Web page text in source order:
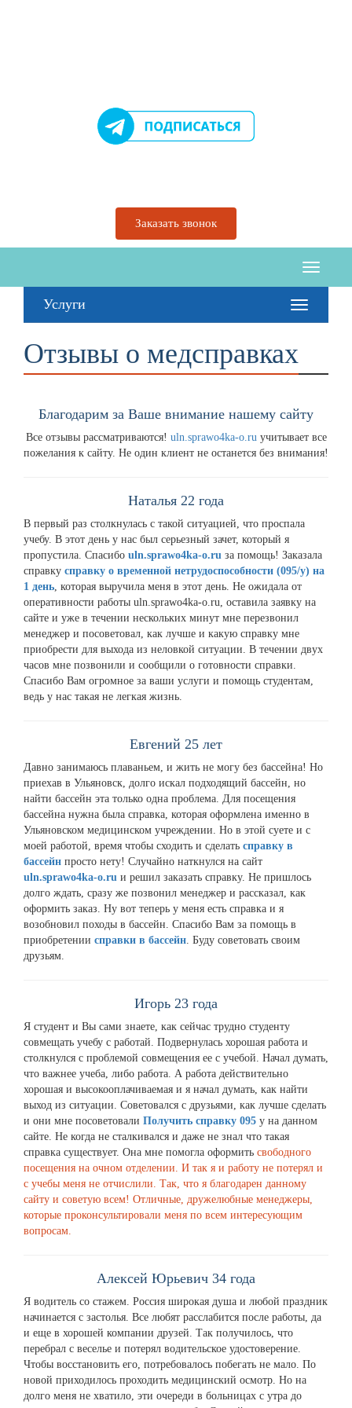
Заказать звонок
Услуги
Отзывы о медсправках
Благодарим за Ваше внимание нашему сайту
Все отзывы рассматриваются! uln.sprawo4ka-o.ru учитывает все
пожелания к сайту. Не один клиент не останется без внимания!
Наталья 22 года
В первый раз столкнулась с такой ситуацией, что проспала
учебу. В этот день у нас был серьезный зачет, который я
пропустила. Спасибо uln.sprawo4ka-o.ru за помощь! Заказала
справку справку о временной нетрудоспособности (095/у) на
1 день , которая выручила меня в этот день. Не ожидала от
оперативности работы uln.sprawo4ka-o.ru, оставила заявку на
сайте и уже в течении нескольких минут мне перезвонил
менеджер и посоветовал, как лучше и какую справку мне
приобрести для выхода из неловкой ситуации. В течении двух
часов мне позвонили и сообщили о готовности справки.
Спасибо Вам огромное за ваши услуги и помощь студентам,
ведь у нас такая не легкая жизнь.
Евгений 25 лет
Давно занимаюсь плаваньем, и жить не могу без бассейна! Но
приехав в Ульяновск, долго искал подходящий бассейн, но
найти бассейн эта только одна проблема. Для посещения
бассейна нужна была справка, которая оформлена именно в
Ульяновском медицинском учреждении. Но в этой суете и с
моей работой, время чтобы сходить и сделать справку в
бассейн просто нету! Случайно наткнулся на сайт
uln.sprawo4ka-o.ru и решил заказать справку. Не пришлось
долго ждать, сразу же позвонил менеджер и рассказал, как
оформить заказ. Ну вот теперь у меня есть справка и я
возобновил походы в бассейн. Спасибо Вам за помощь в
приобретении справки в бассейн . Буду советовать своим
друзьям.
Игорь 23 года
Я студент и Вы сами знаете, как сейчас трудно студенту
совмещать учебу с работай. Подвернулась хорошая работа и
столкнулся с проблемой совмещения ее с учебой. Начал думать,
что важнее учеба, либо работа. А работа действительно
хорошая и высокооплачиваемая и я начал думать, как найти
выход из ситуации. Советовался с друзьями, как лучше сделать
и они мне посоветовали Получить справку 095 у на данном
сайте. Не когда не сталкивался и даже не знал что такая
справка существует. Она мне помогла оформить свободного
посещения на очном отделении. И так я и работу не потерял и
с учебы меня не отчислили. Так, что я благодарен данному
сайту и советую всем! Отличные, дружелюбные менеджеры,
которые проконсультировали меня по всем интересующим
вопросам.
Алексей Юрьевич 34 года
Я водитель со стажем. Россия широкая душа и любой праздник
начинается с застолья. Все любят расслабится после работы, да
и еще в хорошей компании друзей. Так получилось, что
перебрал с веселье и потерял водительское удостоверение.
Чтобы восстановить его, потребовалось побегать не мало. По
новой приходилось проходить медицинский осмотр. Но на
долго меня не хватило, эти очереди в больницах с утра до